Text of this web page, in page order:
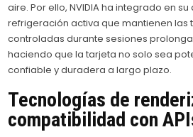
aire. Por ello, NVIDIA ha integrado en
refrigeración activa que mantienen las
controladas durante sesiones
haciendo que la tarjeta no solo sea
confiable y duradera a largo plazo.
Tecnologías de
compatibilidad con